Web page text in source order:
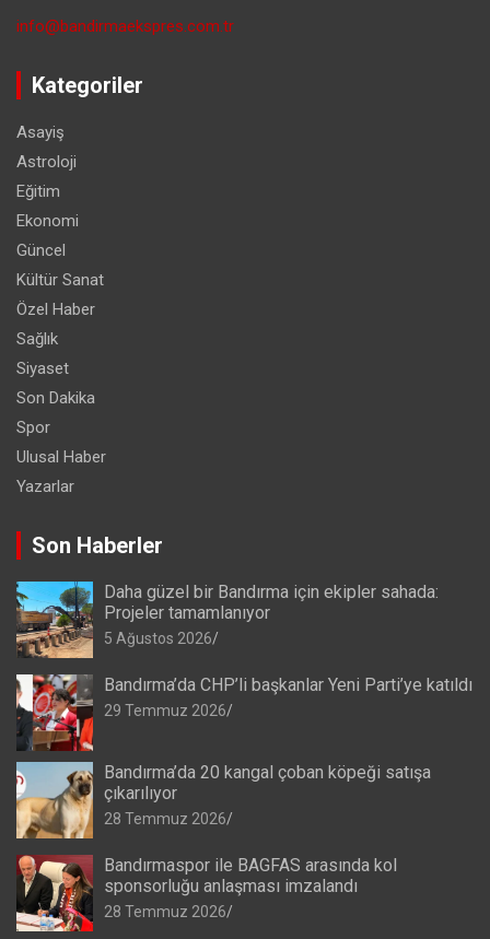
info@bandirmaekspres.com.tr
Kategoriler
Asayiş
Astroloji
Eğitim
Ekonomi
Güncel
Kültür Sanat
Özel Haber
Sağlık
Siyaset
Son Dakika
Spor
Ulusal Haber
Yazarlar
Son Haberler
Daha güzel bir Bandırma için ekipler sahada:
Projeler tamamlanıyor
5 Ağustos 2026
Bandırma’da CHP’li başkanlar Yeni Parti’ye katıldı
29 Temmuz 2026
Bandırma’da 20 kangal çoban köpeği satışa
çıkarılıyor
28 Temmuz 2026
Bandırmaspor ile BAGFAS arasında kol
sponsorluğu anlaşması imzalandı
28 Temmuz 2026